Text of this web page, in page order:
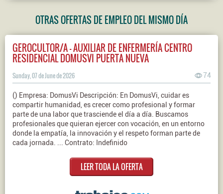
OTRAS OFERTAS DE EMPLEO DEL MISMO DÍA
GEROCULTOR/A - AUXILIAR DE ENFERMERÍA CENTRO
RESIDENCIAL DOMUSVI PUERTA NUEVA
Sunday, 07 de June de 2026 74
() Empresa: DomusVi Descripción: En DomusVi, cuidar es
compartir humanidad, es crecer como profesional y formar
parte de una labor que trasciende el día a día. Buscamos
profesionales que quieran ejercer con vocación, en un entorno
donde la empatía, la innovación y el respeto forman parte de
cada jornada. ... Contrato: Indefinido
LEER TODA LA OFERTA